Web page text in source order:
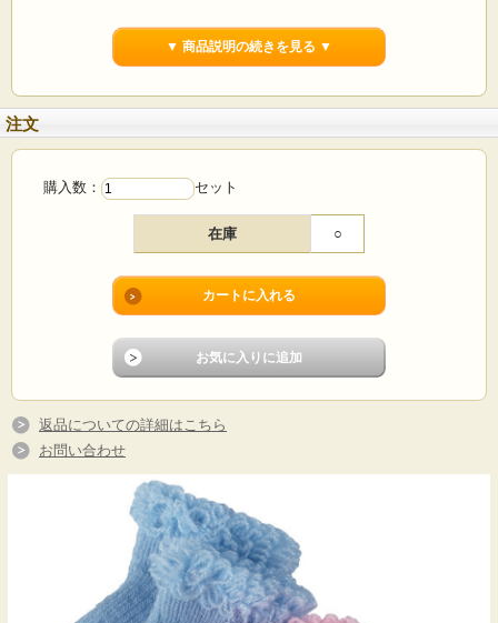
どのお客様都合での返品はお受けできません。
※PCディスプレイの仕様上、写真と実際の商品の色は多少異なる場合がございま
商品コード
生産地
中国
サイズ
XLサイズ (45～50cm)
生地や染料は赤ちゃんが舐めても無害なものを使用し
ています。
▼ 商品説明の続きを見る ▼
注文
購入数： セット
在庫 ○
返品についての詳細はこちら
お問い合わせ